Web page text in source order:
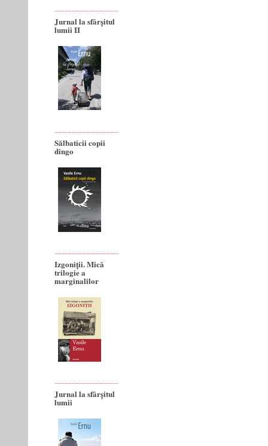
Jurnal la sfârșitul
lumii II
Sălbaticii copii
dingo
Izgoniții. Mică
trilogie a
marginalilor
Jurnal la sfârșitul
lumii